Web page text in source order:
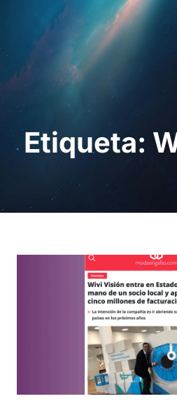
Etiqueta: